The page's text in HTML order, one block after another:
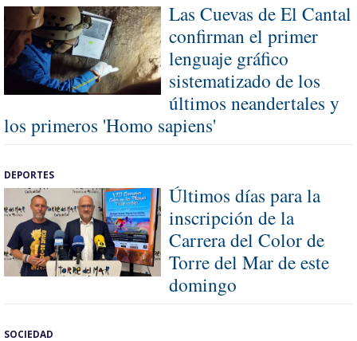
Las Cuevas de El Cantal
confirman el primer
lenguaje gráfico
sistematizado de los
últimos neandertales y
los primeros 'Homo sapiens'
DEPORTES
Últimos días para la
inscripción de la
Carrera del Color de
Torre del Mar de este
domingo
SOCIEDAD